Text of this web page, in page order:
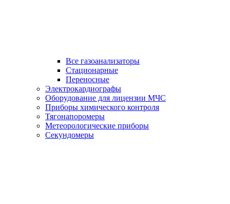
Все газоанализаторы
Cтационарные
Переносные
Электрокардиографы
Оборудование для лицензии МЧС
Приборы химического контроля
Тягонапоромеры
Метеорологические приборы
Секундомеры